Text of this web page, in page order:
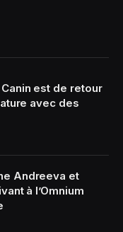
est de retour
avec des
Andreeva et
à l’Omnium